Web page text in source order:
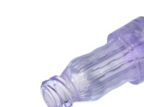
Zestaw dożylny, Intrafix